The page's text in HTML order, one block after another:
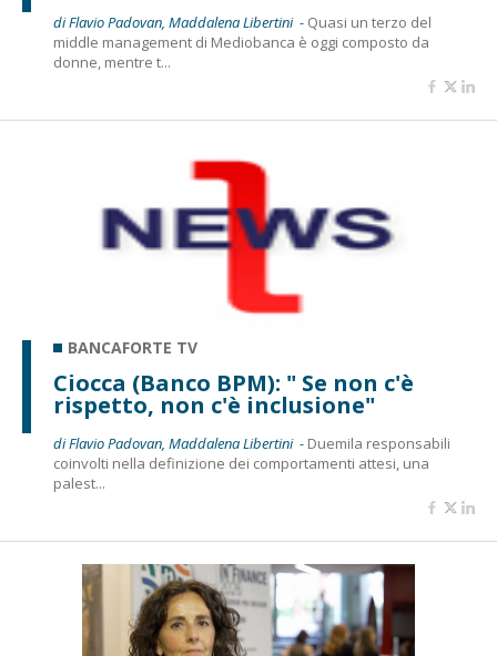
di Flavio Padovan, Maddalena Libertini - Quasi un terzo del
middle management di Mediobanca è oggi composto da
donne, mentre t...
BANCAFORTE TV
Ciocca (Banco BPM): " Se non c'è
rispetto, non c'è inclusione"
di Flavio Padovan, Maddalena Libertini - Duemila responsabili
coinvolti nella definizione dei comportamenti attesi, una
palest...